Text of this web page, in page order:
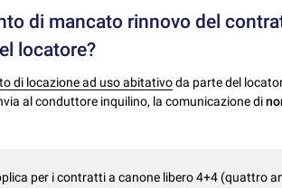
di mancato rinnovo del
locatore?
di locazione ad uso abitativoda parte del
al conduttore inquilino, la comunicazione di
per i contratti a canone libero 4+4 (quattro